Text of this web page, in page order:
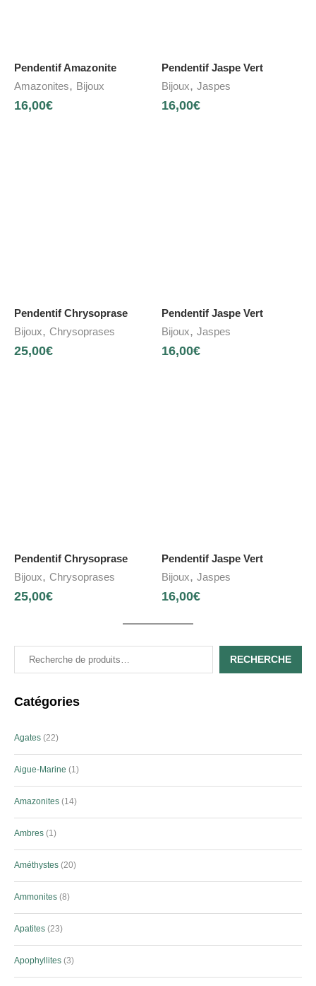
Pendentif Amazonite
Amazonites, Bijoux
16,00€
Pendentif Jaspe Vert
Bijoux, Jaspes
16,00€
Pendentif Chrysoprase
Bijoux, Chrysoprases
25,00€
Pendentif Jaspe Vert
Bijoux, Jaspes
16,00€
Pendentif Chrysoprase
Bijoux, Chrysoprases
25,00€
Pendentif Jaspe Vert
Bijoux, Jaspes
16,00€
RECHERCHE
Catégories
Agates 22
Aigue-Marine 1
Amazonites 14
Ambres 1
Améthystes 20
Ammonites 8
Apatites 23
Apophyllites 3